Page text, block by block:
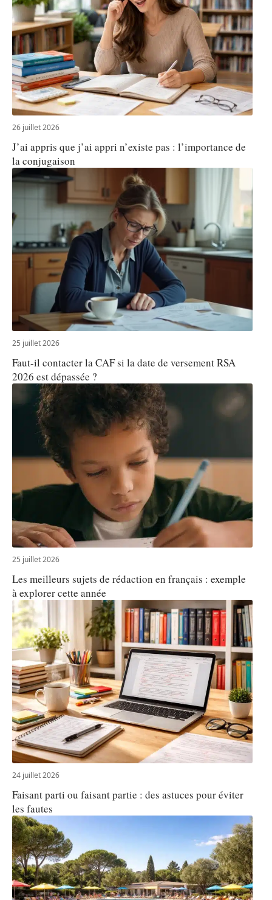
26 juillet 2026
J’ai appris que j’ai appri n’existe pas : l’importance de
la conjugaison
25 juillet 2026
Faut-il contacter la CAF si la date de versement RSA
2026 est dépassée ?
25 juillet 2026
Les meilleurs sujets de rédaction en français : exemple
à explorer cette année
24 juillet 2026
Faisant parti ou faisant partie : des astuces pour éviter
les fautes